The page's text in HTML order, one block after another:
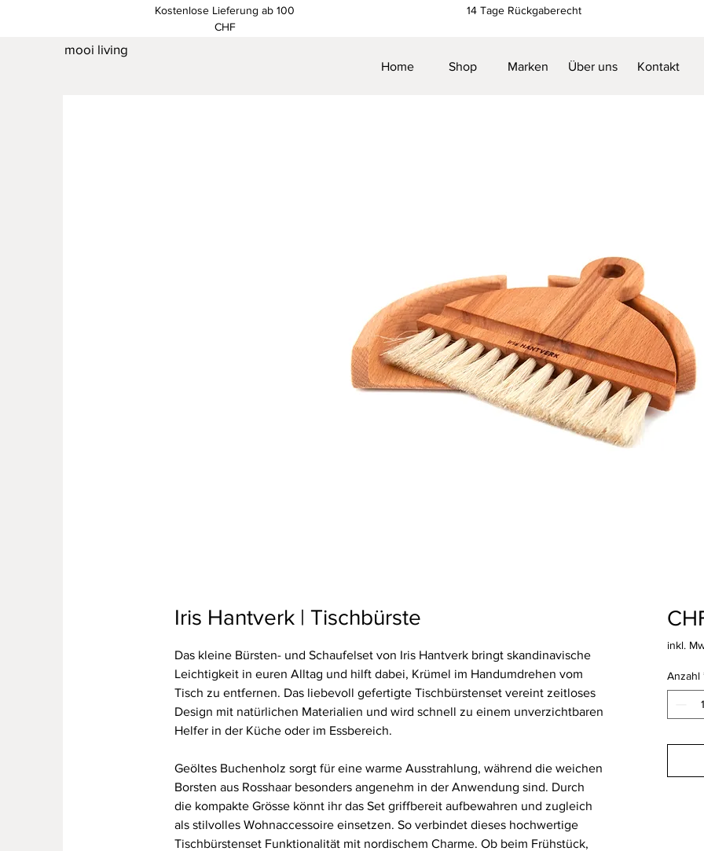
mooi living
Kostenlose Lieferung ab 100
CHF
14 Tage Rückgaberecht
Home Shop Marken Über uns Kontakt
Iris Hantverk | Tischbürste
Das kleine Bürsten- und Schaufelset von Iris Hantverk bringt skandinavische
Leichtigkeit in euren Alltag und hilft dabei, Krümel im Handumdrehen vom
Tisch zu entfernen. Das liebevoll gefertigte Tischbürstenset vereint zeitloses
Design mit natürlichen Materialien und wird schnell zu einem unverzichtbaren
Helfer in der Küche oder im Essbereich.
Geöltes Buchenholz sorgt für eine warme Ausstrahlung, während die weichen
Borsten aus Rosshaar besonders angenehm in der Anwendung sind. Durch
die kompakte Grösse könnt ihr das Set griffbereit aufbewahren und zugleich
als stilvolles Wohnaccessoire einsetzen. So verbindet dieses hochwertige
Tischbürstenset Funktionalität mit nordischem Charme. Ob beim Frühstück,
inkl.
Anzahl